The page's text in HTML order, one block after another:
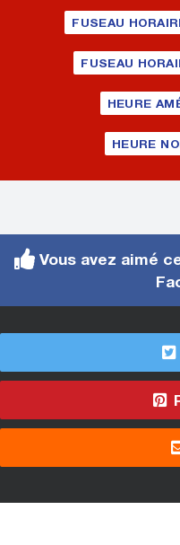
FUSEAU
FUSEAU
HEURE
HEURE
Vous avez aimé